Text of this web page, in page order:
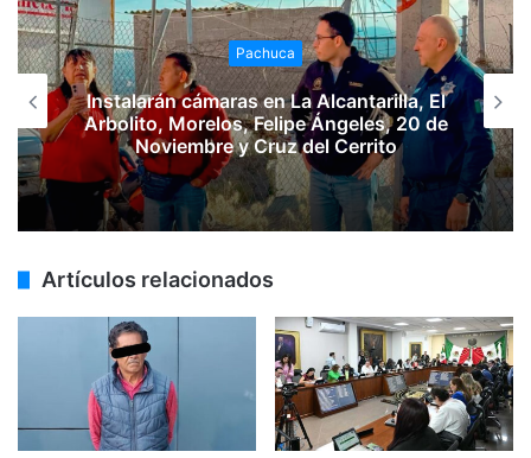
Pachuca
Instalarán cámaras en La Alcantarilla, El
Arbolito, Morelos, Felipe Ángeles, 20 de
Noviembre y Cruz del Cerrito
Artículos relacionados